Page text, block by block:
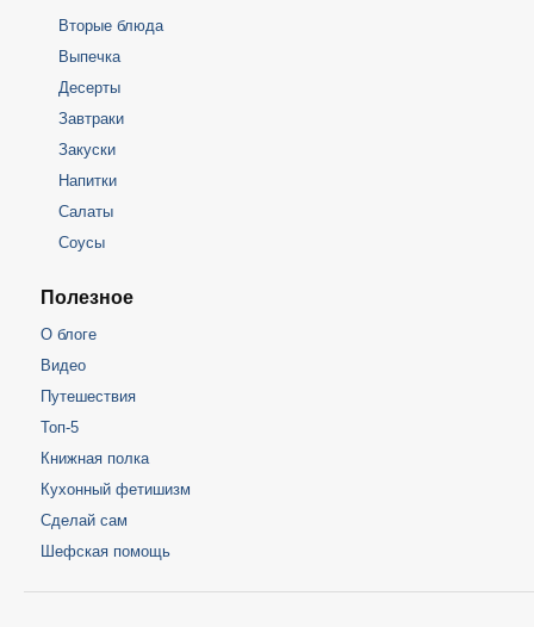
Вторые блюда
Выпечка
Десерты
Завтраки
Закуски
Напитки
Салаты
Соусы
Полезное
О блоге
Видео
Путешествия
Топ-5
Книжная полка
Кухонный фетишизм
Сделай сам
Шефская помощь